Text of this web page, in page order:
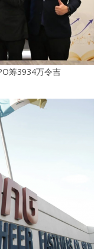
筹3934万令吉